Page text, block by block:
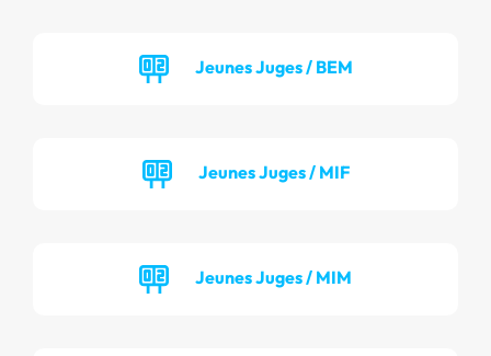
Jeunes Juges / BEM
Jeunes Juges / MIF
Jeunes Juges / MIM